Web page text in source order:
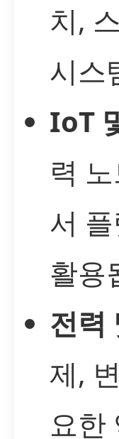
치,
시스
IoT
력
서
활용
전력
제,
요한